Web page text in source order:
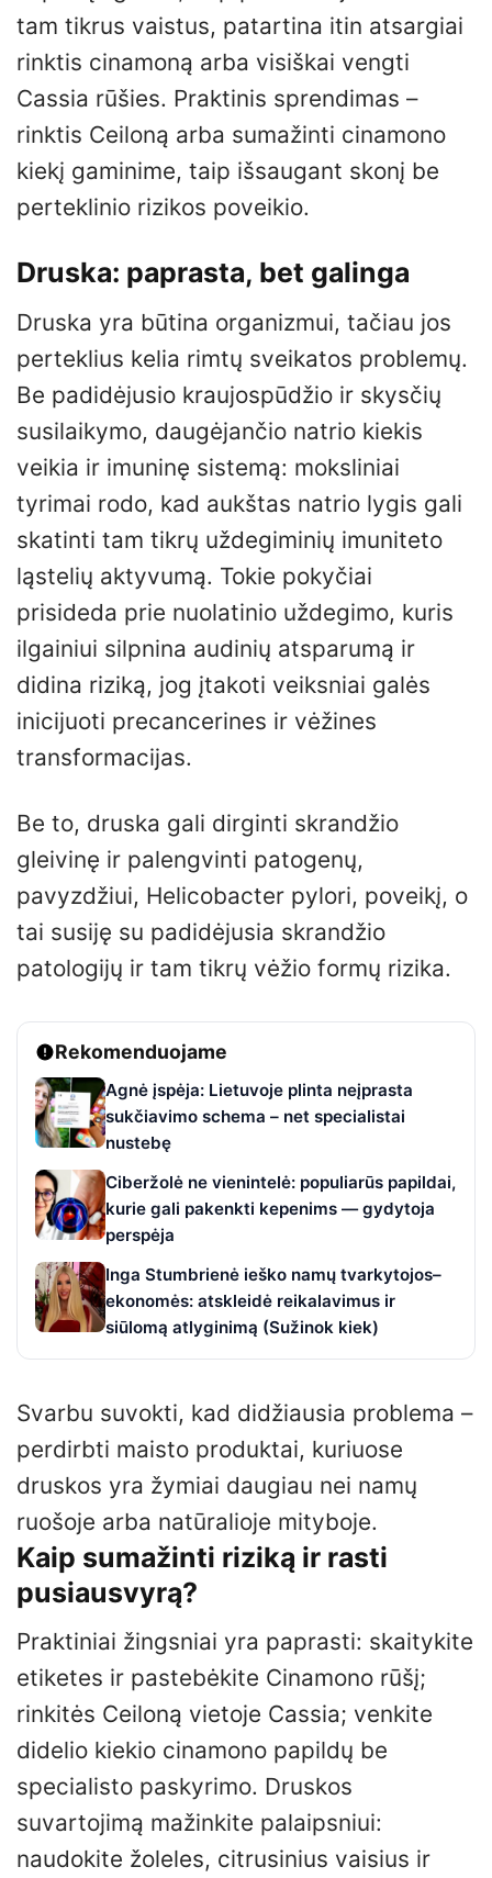
tam tikrus vaistus, patartina itin atsargiai
rinktis cinamoną arba visiškai vengti
Cassia rūšies. Praktinis sprendimas –
rinktis Ceiloną arba sumažinti cinamono
kiekį gaminime, taip išsaugant skonį be
perteklinio rizikos poveikio.
Druska: paprasta, bet galinga
Druska yra būtina organizmui, tačiau jos
perteklius kelia rimtų sveikatos problemų.
Be padidėjusio kraujospūdžio ir skysčių
susilaikymo, daugėjančio natrio kiekis
veikia ir imuninę sistemą: moksliniai
tyrimai rodo, kad aukštas natrio lygis gali
skatinti tam tikrų uždegiminių imuniteto
ląstelių aktyvumą. Tokie pokyčiai
prisideda prie nuolatinio uždegimo, kuris
ilgainiui silpnina audinių atsparumą ir
didina riziką, jog įtakoti veiksniai galės
inicijuoti precancerines ir vėžines
transformacijas.
Be to, druska gali dirginti skrandžio
gleivinę ir palengvinti patogenų,
pavyzdžiui, Helicobacter pylori, poveikį, o
tai susiję su padidėjusia skrandžio
patologijų ir tam tikrų vėžio formų rizika.
Rekomenduojame
Agnė įspėja: Lietuvoje plinta neįprasta
sukčiavimo schema – net specialistai
nustebę
Ciberžolė ne vienintelė: populiarūs papildai,
kurie gali pakenkti kepenims — gydytoja
perspėja
Inga Stumbrienė ieško namų tvarkytojos–
ekonomės: atskleidė reikalavimus ir
siūlomą atlyginimą (Sužinok kiek)
Svarbu suvokti, kad didžiausia problema –
perdirbti maisto produktai, kuriuose
druskos yra žymiai daugiau nei namų
ruošoje arba natūralioje mityboje.
Kaip sumažinti riziką ir rasti
pusiausvyrą?
Praktiniai žingsniai yra paprasti: skaitykite
etiketes ir pastebėkite Cinamono rūšį;
rinkitės Ceiloną vietoje Cassia; venkite
didelio kiekio cinamono papildų be
specialisto paskyrimo. Druskos
suvartojimą mažinkite palaipsniui:
naudokite žoleles, citrusinius vaisius ir